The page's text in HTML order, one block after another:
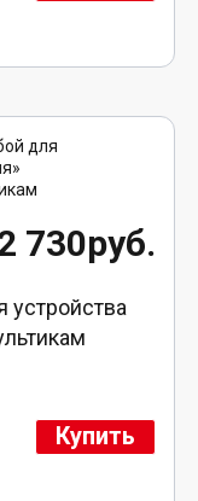
730руб.
устройства
Купить